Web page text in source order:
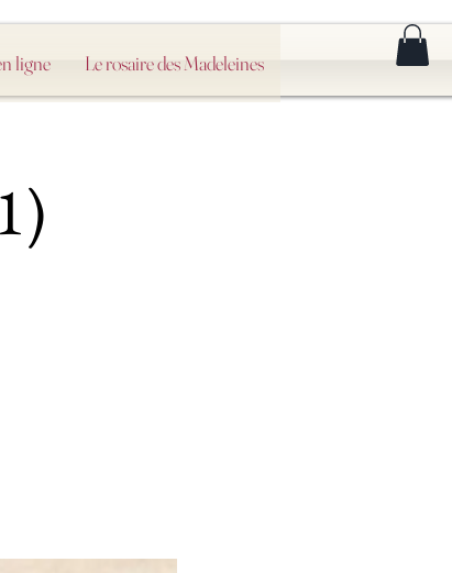
ligne Le rosaire des Madeleines